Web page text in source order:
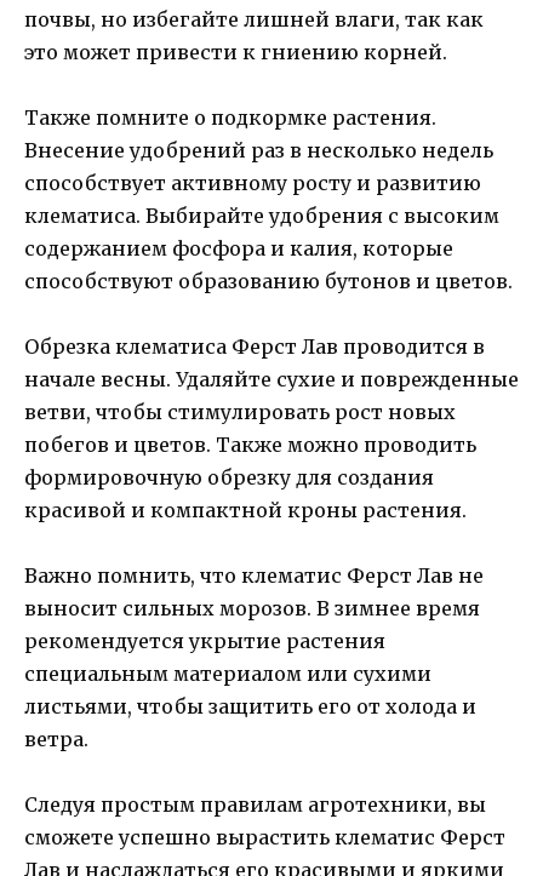
почвы, но избегайте лишней влаги, так как
это может привести к гниению корней.
Также помните о подкормке растения.
Внесение удобрений раз в несколько недель
способствует активному росту и развитию
клематиса. Выбирайте удобрения с высоким
содержанием фосфора и калия, которые
способствуют образованию бутонов и цветов.
Обрезка клематиса Ферст Лав проводится в
начале весны. Удаляйте сухие и поврежденные
ветви, чтобы стимулировать рост новых
побегов и цветов. Также можно проводить
формировочную обрезку для создания
красивой и компактной кроны растения.
Важно помнить, что клематис Ферст Лав не
выносит сильных морозов. В зимнее время
рекомендуется укрытие растения
специальным материалом или сухими
листьями, чтобы защитить его от холода и
ветра.
Следуя простым правилам агротехники, вы
сможете успешно вырастить клематис Ферст
Лав и наслаждаться его красивыми и яркими